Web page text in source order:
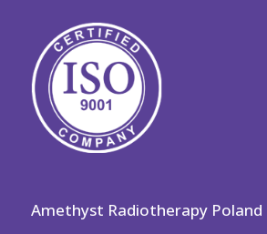
Amethyst Radiotherapy Poland